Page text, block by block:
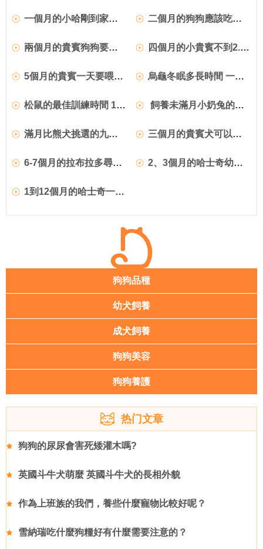
一個月的小哈剛到家應該吃什麼??? 二個月的狗狗應該吃些什麼？
兩個月的貴賓狗狗要吃多少狗糧？ 四個月的小貴賓不到2.5KG
5個月的貴賓一天要喂幾頓飯 烏龜冬眠多長時間 一般有3-4個月的時間
松鼠的最佳訓練時間 1~2個月的松鼠最容易 飼養未滿月小奶兔的注意事項
滿月比熊犬挑選的九大標准及喂養注意事項 三個月的貴賓犬可以洗澡嗎？什麼情況下貴賓犬不能洗澡？
6-7個月的拉布拉多尋回犬該如何飼養 2、3個月的哈士奇幼犬應該怎麼喂養?
1到12個月的哈士奇一天應該喂幾頓?
狗狗品種
幼犬飼養
成犬飼養
狗狗美容
狗狗養護
热门文章
狗狗的尿尿會害死矮灌木嗎?
英國斗牛犬萌麼 英國斗牛犬的長相外貌
作為上班族的我們，養些什麼寵物比較好呢？
雪納瑞吃什麼狗糧好有什麼需要注意的？